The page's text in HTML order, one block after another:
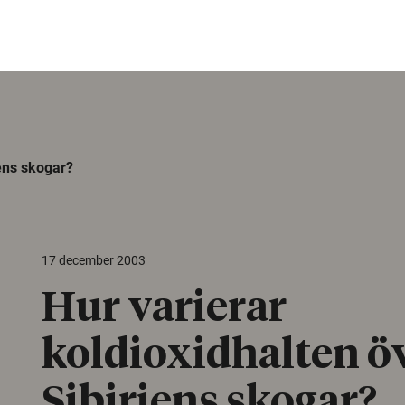
skogar?
17 december 2003
Hur varierar
koldioxidhalten